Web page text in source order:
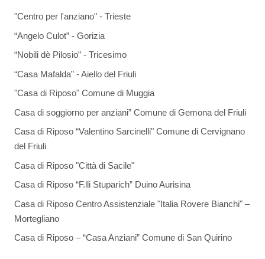
"Centro per l'anziano" - Trieste
“Angelo Culot” - Gorizia
“Nobili dè Pilosio” - Tricesimo
“Casa Mafalda” - Aiello del Friuli
"Casa di Riposo" Comune di Muggia
Casa di soggiorno per anziani” Comune di Gemona del Friuli
Casa di Riposo “Valentino Sarcinelli" Comune di Cervignano
del Friuli
Casa di Riposo "Città di Sacile"
Casa di Riposo “F.lli Stuparich” Duino Aurisina
Casa di Riposo Centro Assistenziale "Italia Rovere Bianchi" –
Mortegliano
Casa di Riposo – “Casa Anziani” Comune di San Quirino